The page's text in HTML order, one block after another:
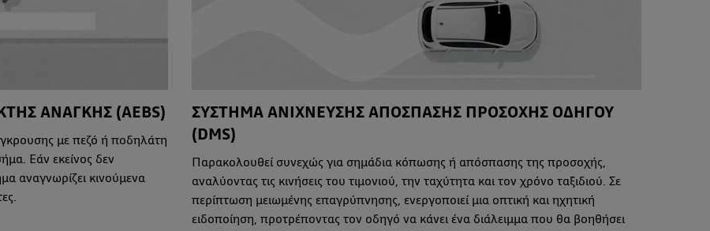
ΑΝΑΓΚΗΣ (AEBS)
με πεζό ή ποδηλάτη
Εάν εκείνος δεν
αναγνωρίζει κινούμενα
ΣΥΣΤΗΜΑ ΑΝΙΧΝΕΥΣΗΣ ΑΠΟΣΠΑΣΗΣ ΠΡΟΣΟΧΗΣ ΟΔΗΓΟΥ
(DMS)
Παρακολουθεί συνεχώς για σημάδια κόπωσης ή απόσπασης της προσοχής,
αναλύοντας τις κινήσεις του τιμονιού, την ταχύτητα και τον χρόνο ταξιδιού. Σε
περίπτωση μειωμένης επαγρύπνησης, ενεργοποιεί μια οπτική και ηχητική
ειδοποίηση, προτρέποντας τον οδηγό να κάνει ένα διάλειμμα που θα βοηθήσει